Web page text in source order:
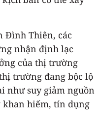
Đình Thiên, các
nhận định lạc
của thị trường
trường đang bộc lộ
như suy giảm nguồn
khan hiếm, tín dụng